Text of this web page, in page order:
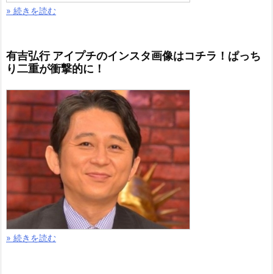
» 続きを読む
有吉弘行 アイプチのインスタ画像はコチラ！ぱっち
り二重が衝撃的に！
» 続きを読む